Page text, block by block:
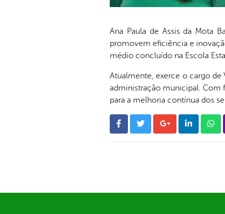
Ana Paula de Assis da Mota
promovem eficiência e
médio concluído na Escola
Atualmente, exerce o cargo de
administração municipal. Com
para a melhoria contínua dos